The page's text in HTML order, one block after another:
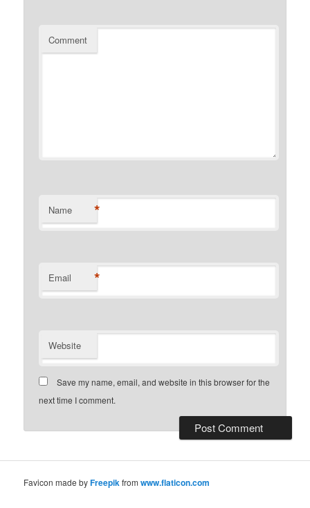
Comment
Name *
Email *
Website
Save my name, email, and website in this browser for the
next time I comment.
Favicon made byFreepikfromwww.flaticon.com